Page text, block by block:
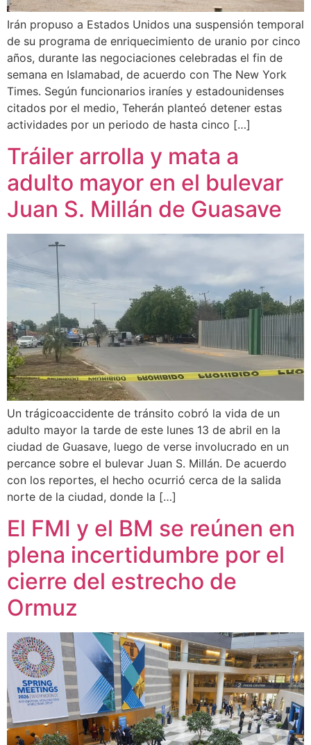
Irán propuso a Estados Unidos una suspensión temporal
de su programa de enriquecimiento de uranio por cinco
años, durante las negociaciones celebradas el fin de
semana en Islamabad, de acuerdo con The New York
Times. Según funcionarios iraníes y estadounidenses
citados por el medio, Teherán planteó detener estas
actividades por un periodo de hasta cinco […]
Tráiler arrolla y mata a
adulto mayor en el bulevar
Juan S. Millán de Guasave
Un trágicoaccidente de tránsito cobró la vida de un
adulto mayor la tarde de este lunes 13 de abril en la
ciudad de Guasave, luego de verse involucrado en un
percance sobre el bulevar Juan S. Millán. De acuerdo
con los reportes, el hecho ocurrió cerca de la salida
norte de la ciudad, donde la […]
El FMI y el BM se reúnen en
plena incertidumbre por el
cierre del estrecho de
Ormuz